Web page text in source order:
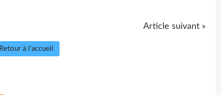
Article suivant »
Retour à l'accueil